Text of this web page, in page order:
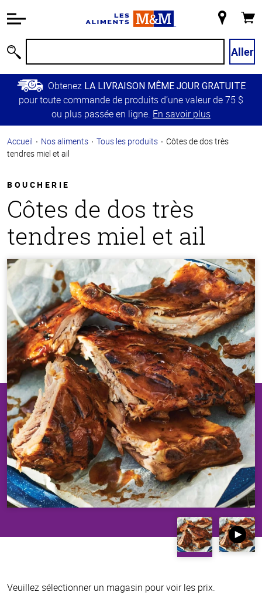
relative à
Passer
contenu
principal
Retour à
principale
magasin
Aller
Obtenez LA LIVRAISON MÊME JOUR GRATUITE
pour toute commande de produits d’une valeur de 75 $
ou plus passée en ligne. En savoir plus
Accueil Nos aliments Tous les produits
Côtes de dos très
tendres miel et ail
BOUCHERIE
Côtes de dos très
tendres miel et ail
Veuillez sélectionner un magasin pour voir les prix.